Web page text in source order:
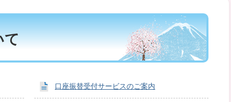
て
口座振替受付サービスのご案内